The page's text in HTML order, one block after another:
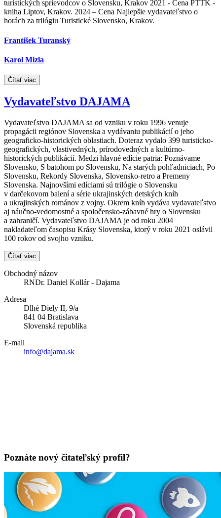
turistických sprievodcov o Slovensku, Krakov 2021 - Cena PTTK -
kniha Liptov, Krakov. 2024 – Cena Najlepšie vydavateľstvo o
horách za trilógiu Turistické Slovensko, Krakov.
František Turanský
Karol Mizla
Čítať viac
Vydavateľstvo DAJAMA
Vydavateľstvo DAJAMA sa od vzniku v roku 1996 venuje
propagácii regiónov Slovenska a vydávaniu publikácií o jeho
geograficko-historických oblastiach. Doteraz vydalo 399 turisticko-
geografických, vlastivedných, prírodovedných a kultúrno-
historických publikácií. Medzi hlavné edície patria: Poznávame
Slovensko, S batohom po Slovensku, Na starých pohľadniciach, Po
Slovensku, Rekordy Slovenska, Slovensko-retro a Premeny
Slovenska. Najnovšími edíciami sú trilógie o Slovensku
v darčekovom balení a série ukrajinských detských kníh
a ukrajinských románov z vojny. Okrem kníh vydáva vydavateľstvo
aj náučno-vedomostné a spoločensko-zábavné hry o Slovensku
a zahraničí. Vydavateľstvo DAJAMA je od roku 2004
nakladateľom časopisu Krásy Slovenska, ktorý v roku 2021 oslávil
100 rokov od svojho vzniku.
Čítať viac
Obchodný názov
RNDr. Daniel Kollár - Dajama
Adresa
Dlhé Diely II, 9/a
841 04 Bratislava
Slovenská republika
E-mail
info@dajama.sk
Poznáte nový čitateľský profil?